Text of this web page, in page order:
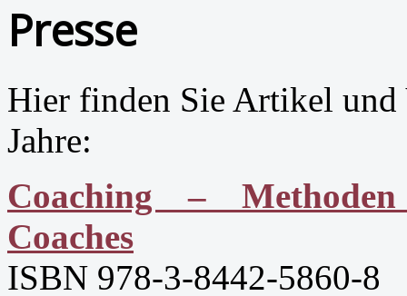
Presse
Hier finden Sie Artikel und
Jahre:
Coaching –
Coaches
ISBN 978-3-8442-5860-8